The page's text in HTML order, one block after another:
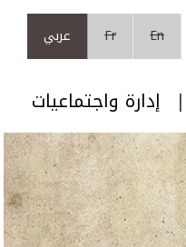
En
Fr عربي
إدارة واجتماعيات